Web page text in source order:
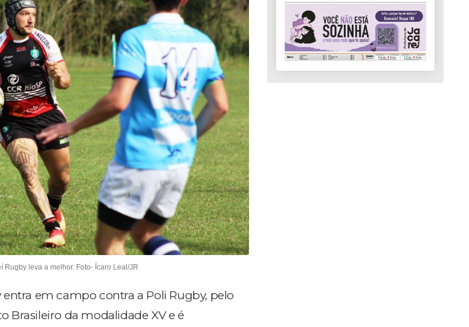
leva a melhor. Foto- Ícaro Leal/JR
entra em campo contra a Poli Rugby, pelo
Brasileiro da modalidade XV e é